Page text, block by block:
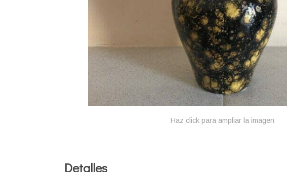
Haz click para ampliar la imagen
Detalles